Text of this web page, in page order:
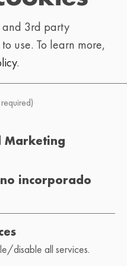
uso, mesmo que
por escrito da
Ele pode conter
artistas
nomes e links para
(Instagram,
fornecidas pelos
publicamente. O
que você fornece
de contato
and 3rd party
use. To learn more,
.
Marketing
incorporado
disable all services.